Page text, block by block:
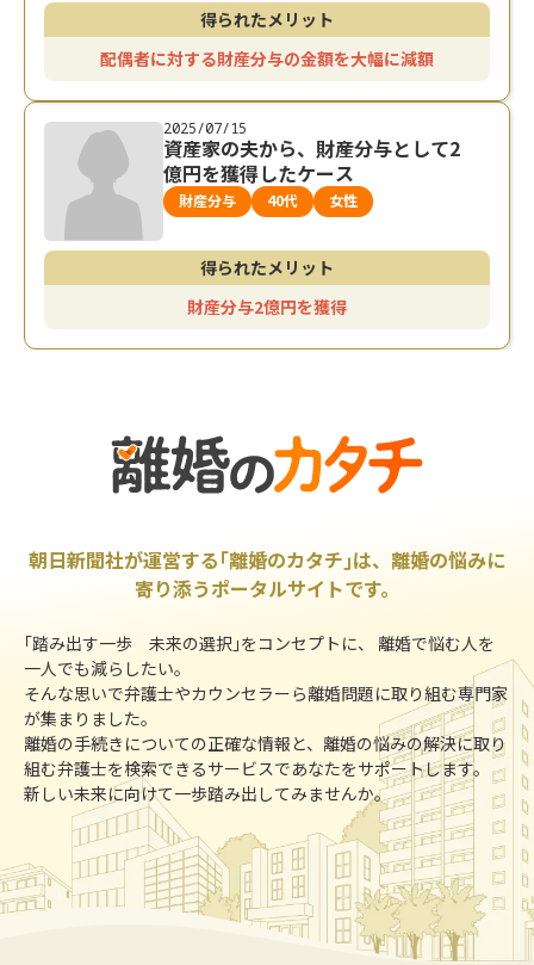
得られたメリット
配偶者に対する財産分与の金額を大幅に減額
2025/07/15
資産家の夫から、財産分与として2
億円を獲得したケース
財産分与 40代 女性
得られたメリット
財産分与2億円を獲得
朝日新聞社が運営する｢離婚のカタチ｣は、離婚の悩みに
寄り添うポータルサイトです。
｢踏み出す一歩 未来の選択｣をコンセプトに、 離婚で悩む人を
一人でも減らしたい。
そんな思いで弁護士やカウンセラーら離婚問題に取り組む専門家
が集まりました。
離婚の手続きについての正確な情報と、離婚の悩みの解決に取り
組む弁護士を検索できるサービスであなたをサポートします。
新しい未来に向けて一歩踏み出してみませんか。